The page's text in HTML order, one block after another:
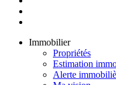
Immobilier
Propriétés
Estimation
Alerte